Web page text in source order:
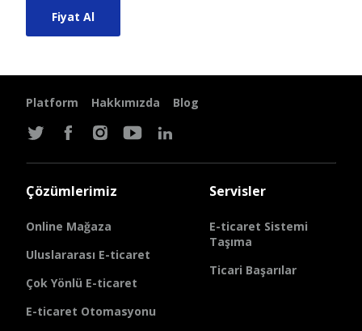
Fiyat Al
Platform Hakkımızda Blog
Çözümlerimiz
Online Mağaza
Uluslararası E-ticaret
Çok Yönlü E-ticaret
E-ticaret Otomasyonu
Servisler
E-ticaret Sistemi
Taşıma
Ticari Başarılar